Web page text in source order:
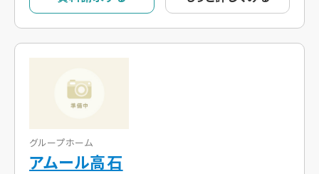
グループホーム
アムール高石